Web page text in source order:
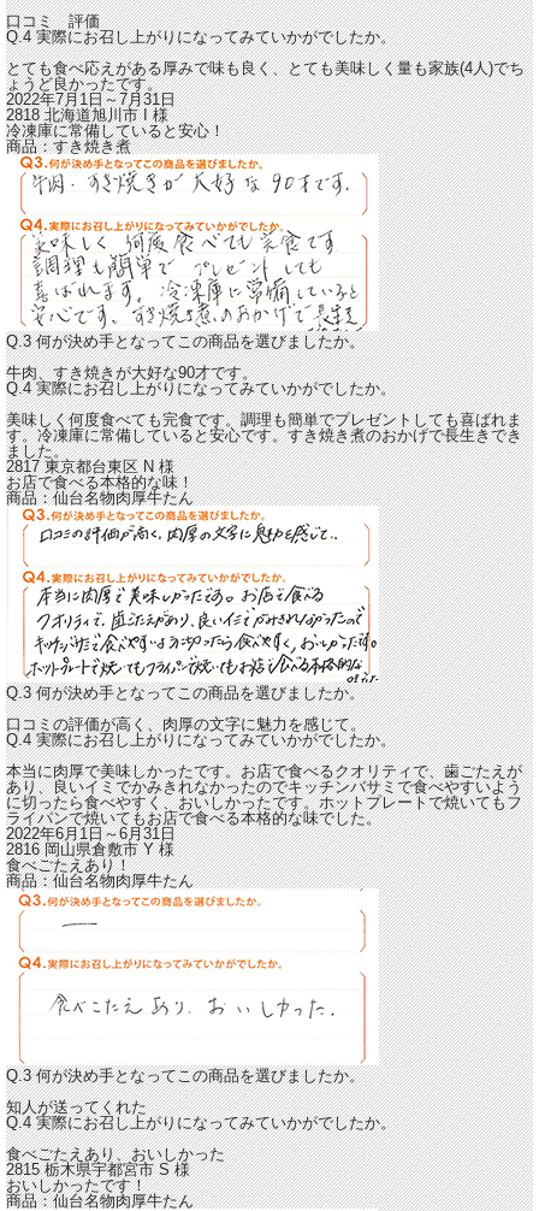
口コミ 評価
Q.4 実際にお召し上がりになってみていかがでしたか。
とても食べ応えがある厚みで味も良く、とても美味しく量も家族(4人)でち
ょうど良かったです。
2022年7月1日～7月31日
2818 北海道旭川市I様
冷凍庫に常備していると安心！
商品：すき焼き煮
Q.3 何が決め手となってこの商品を選びましたか。
牛肉、すき焼きが大好な90才です。
Q.4 実際にお召し上がりになってみていかがでしたか。
美味しく何度食べても完食です。調理も簡単でプレゼントしても喜ばれま
す。冷凍庫に常備していると安心です。すき焼き煮のおかげで長生きでき
ました。
2817 東京都台東区N様
お店で食べる本格的な味！
商品：仙台名物肉厚牛たん
Q.3 何が決め手となってこの商品を選びましたか。
口コミの評価が高く、肉厚の文字に魅力を感じて。
Q.4 実際にお召し上がりになってみていかがでしたか。
本当に肉厚で美味しかったです。お店で食べるクオリティで、歯ごたえが
あり、良いイミでかみきれなかったのでキッチンバサミで食べやすいよう
に切ったら食べやすく、おいしかったです。ホットプレートで焼いてもフ
ライパンで焼いてもお店で食べる本格的な味でした。
2022年6月1日～6月31日
2816 岡山県倉敷市Y様
食べごたえあり！
商品：仙台名物肉厚牛たん
Q.3 何が決め手となってこの商品を選びましたか。
知人が送ってくれた
Q.4 実際にお召し上がりになってみていかがでしたか。
食べごたえあり、おいしかった
2815 栃木県宇都宮市S様
おいしかったです！
商品：仙台名物肉厚牛たん